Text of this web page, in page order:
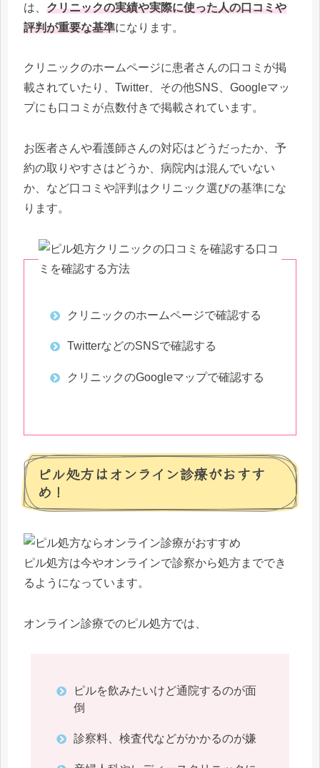
は、 クリニックの実績や実際に使った人の口コミや
評判が重要な基準になります。
クリニックのホームページに患者さんの口コミが掲
載されていたり、Twitter、その他SNS、Googleマッ
プにも口コミが点数付きで掲載されています。
お医者さんや看護師さんの対応はどうだったか、予
約の取りやすさはどうか、病院内は混んでいない
か、など口コミや評判はクリニック選びの基準にな
ります。
口コ
ミを確認する方法
クリニックのホームページで確認する
TwitterなどのSNSで確認する
クリニックのGoogleマップで確認する
ピル処方はオンライン診療がおすす
め！
ピル処方は今やオンラインで診察から処方まででき
るようになっています。
オンライン診療でのピル処方では、
ピルを飲みたいけど通院するのが面
倒
診察料、検査代などがかかるのが嫌